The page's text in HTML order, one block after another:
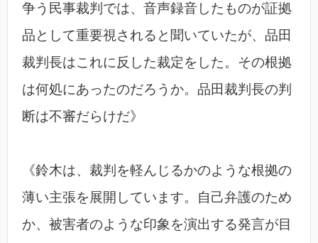
争う民事裁判では、音声録音したものが証拠
品として重要視されると聞いていたが、品田
裁判長はこれに反した裁定をした。その根拠
は何処にあったのだろうか。品田裁判長の判
断は不審だらけだ》
《鈴木は、裁判を軽んじるかのような根拠の
薄い主張を展開しています。自己弁護のため
か、被害者のような印象を演出する発言が目